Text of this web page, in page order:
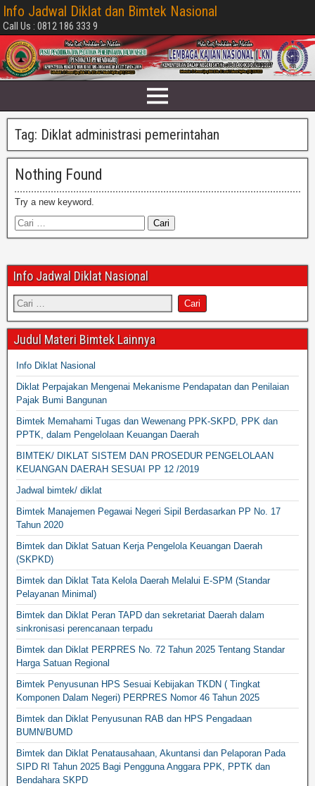
Info Jadwal Diklat dan Bimtek Nasional
Call Us : 0812 186 333 9
Tag: Diklat administrasi pemerintahan
Nothing Found
Try a new keyword.
Info Jadwal Diklat Nasional
Judul Materi Bimtek Lainnya
Info Diklat Nasional
Diklat Perpajakan Mengenai Mekanisme Pendapatan dan Penilaian
Pajak Bumi Bangunan
Bimtek Memahami Tugas dan Wewenang PPK-SKPD, PPK dan
PPTK, dalam Pengelolaan Keuangan Daerah
BIMTEK/ DIKLAT SISTEM DAN PROSEDUR PENGELOLAAN
KEUANGAN DAERAH SESUAI PP 12 /2019
Jadwal bimtek/ diklat
Bimtek Manajemen Pegawai Negeri Sipil Berdasarkan PP No. 17
Tahun 2020
Bimtek dan Diklat Satuan Kerja Pengelola Keuangan Daerah
(SKPKD)
Bimtek dan Diklat Tata Kelola Daerah Melalui E-SPM (Standar
Pelayanan Minimal)
Bimtek dan Diklat Peran TAPD dan sekretariat Daerah dalam
sinkronisasi perencanaan terpadu
Bimtek dan Diklat PERPRES No. 72 Tahun 2025 Tentang Standar
Harga Satuan Regional
Bimtek Penyusunan HPS Sesuai Kebijakan TKDN ( Tingkat
Komponen Dalam Negeri) PERPRES Nomor 46 Tahun 2025
Bimtek dan Diklat Penyusunan RAB dan HPS Pengadaan
BUMN/BUMD
Bimtek dan Diklat Penatausahaan, Akuntansi dan Pelaporan Pada
SIPD RI Tahun 2025 Bagi Pengguna Anggara PPK, PPTK dan
Bendahara SKPD